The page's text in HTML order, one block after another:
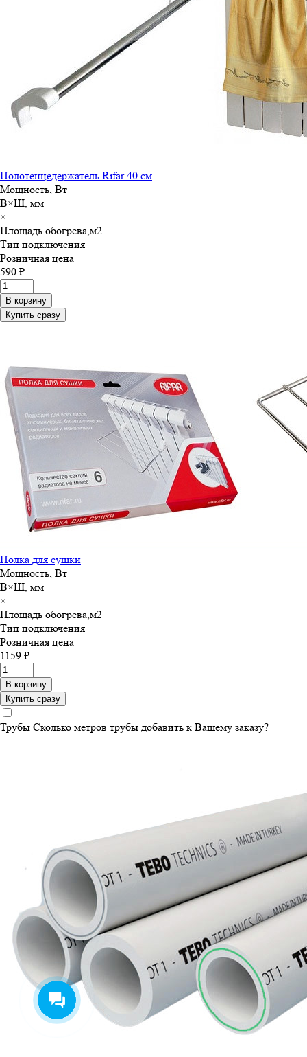
Полотенцедержатель Rifar 40 см
Мощность, Вт
В×Ш, мм
×
Площадь обогрева,м2
Тип подключения
Розничная цена
590 ₽
В корзину
Купить сразу
Полка для сушки
Мощность, Вт
В×Ш, мм
×
Площадь обогрева,м2
Тип подключения
Розничная цена
1159 ₽
В корзину
Купить сразу
Трубы Сколько метров трубы добавить к Вашему заказу?